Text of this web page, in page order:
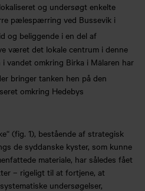
og undersøgt enkelte
pælespærring ved Bussevik i
og beliggende i en del af
været det lokale centrum i denne
vandet omkring Birka i Mälaren har
bringer tanken hen på den
omkring Hedebys
(fig. 1), bestående af strategisk
de syddanske kyster, som kunne
materiale, har således fået
– rigeligt til at fortjene, at
undersøgelser,